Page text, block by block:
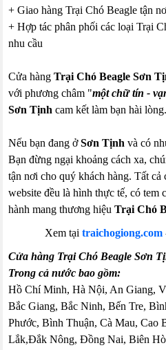
+ Giao hàng Trại Chó Beagle tận
+ Hợp tác phân phối các loại Trại
nhu cầu
Cửa hàngTrại Chó Beagle Sơn
với phương châm "một chữ tín -
Sơn Tịnh cam kết làm bạn hài lòng.
Nếu bạn đang ởSơn Tịnh và có
Bạn đừng ngại khoảng cách xa,
tận nơi cho quý khách hàng. Tất cả
website đều là hình thực tế, có tem
hành mang thương hiệuTrại Chó
Xem tại traichogiong.com
Cửa hàng Trại Chó Beagle Sơn
Trong cả nước bao gồm:
Hồ Chí Minh, Hà Nội, An Giang,
Bắc Giang, Bắc Ninh, Bến Tre,
Phước, Bình Thuận, Cà Mau, Cao
Lắk,Đắk Nông, Đồng Nai, Biên